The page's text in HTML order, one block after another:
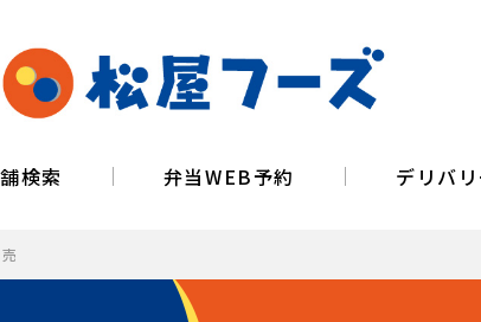
検索 弁当WEB予約 デリバリ